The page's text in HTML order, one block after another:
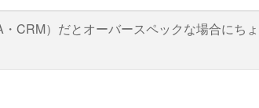
CRM）だとオーバースペックな場合にち